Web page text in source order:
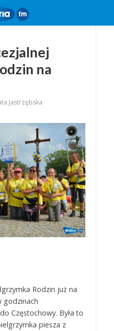
na
Jastrzębska
Rodzin już na
godzinach
Częstochowy. Była to
piesza z